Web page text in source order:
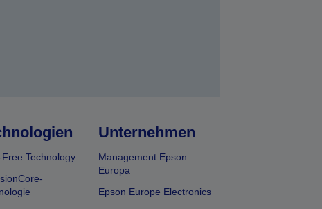
Free Technology
Unternehmen
Management Epson
Europa
Epson Europe Electronics